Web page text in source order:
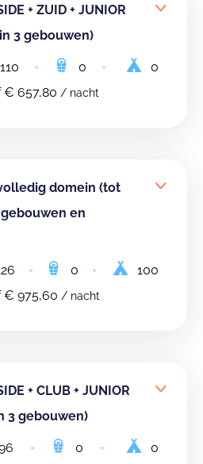
+ ZUID + JUNIOR
3 gebouwen)
110 0
0
€ 657,80 / nacht
domein (tot
en
0
100
€ 975,60 / nacht
+ CLUB + JUNIOR
3 gebouwen)
0
0